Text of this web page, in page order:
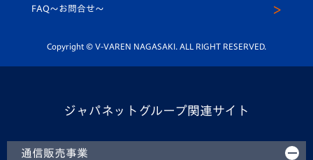
平和祈念活動
ホームタウン活動
スクール
FAQ〜お問合せ〜
Copyright © V-VAREN NAGASAKI. ALL RIGHT RESERVED.
ジャパネットグループ関連サイト
通信販売事業